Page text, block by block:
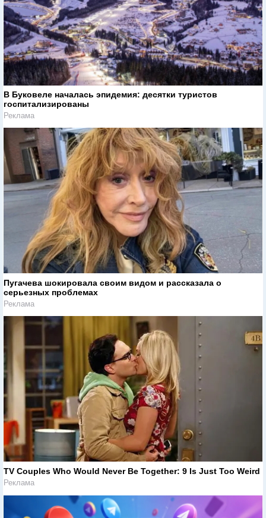
В Буковеле началась эпидемия: десятки туристов
госпитализированы
Реклама
Пугачева шокировала своим видом и рассказала о
серьезных проблемах
Реклама
TV Couples Who Would Never Be Together: 9 Is Just Too Weird
Реклама